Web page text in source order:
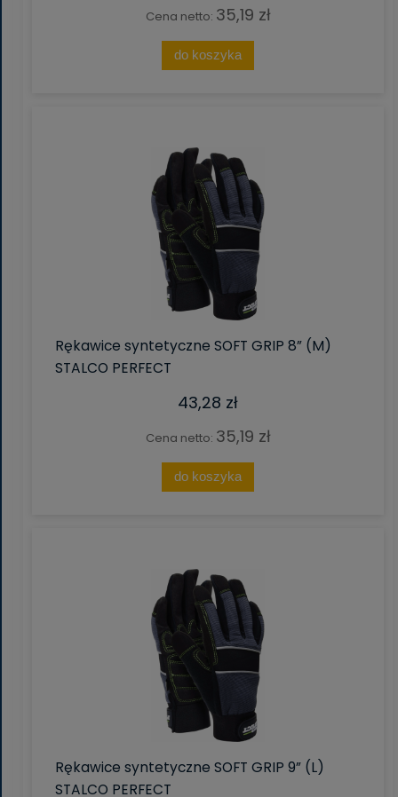
Cena netto: 35,19 zł
do koszyka
Rękawice syntetyczne SOFT GRIP 8” (M)
STALCO PERFECT
43,28 zł
Cena netto: 35,19 zł
do koszyka
Rękawice syntetyczne SOFT GRIP 9” (L)
STALCO PERFECT